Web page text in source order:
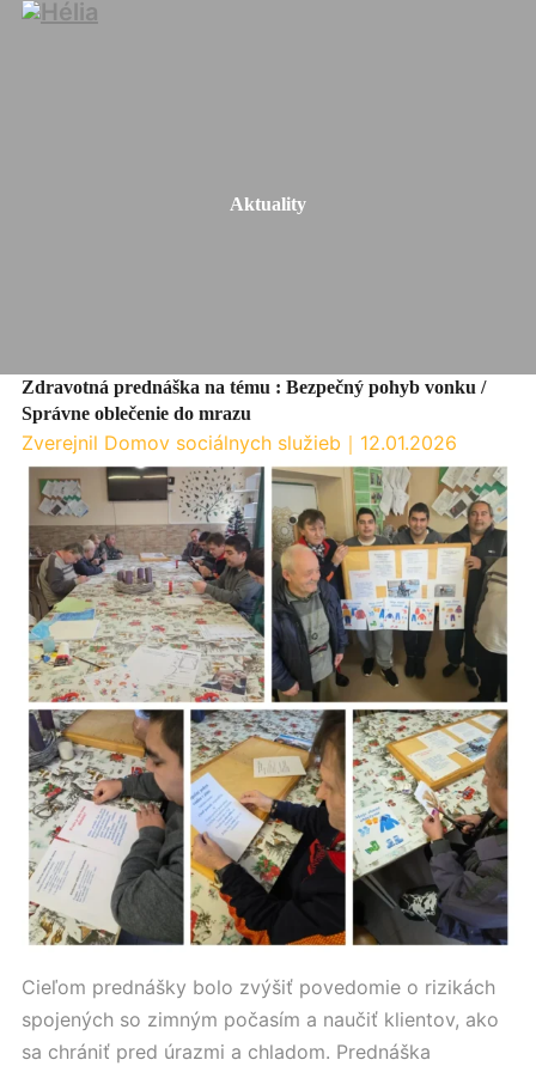
Aktuality
Zdravotná prednáška na tému : Bezpečný pohyb vonku /
Správne oblečenie do mrazu
Zverejnil Domov sociálnych služieb ｜ 12.01.2026
Cieľom prednášky bolo zvýšiť povedomie o rizikách
spojených so zimným počasím a naučiť klientov, ako
sa chrániť pred úrazmi a chladom. Prednáška